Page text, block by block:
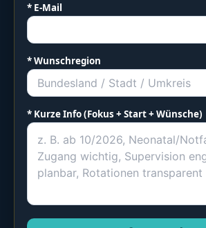
* E-Mail
* Wunschregion
* Kurze Info (Fokus + Start + Wünsche)